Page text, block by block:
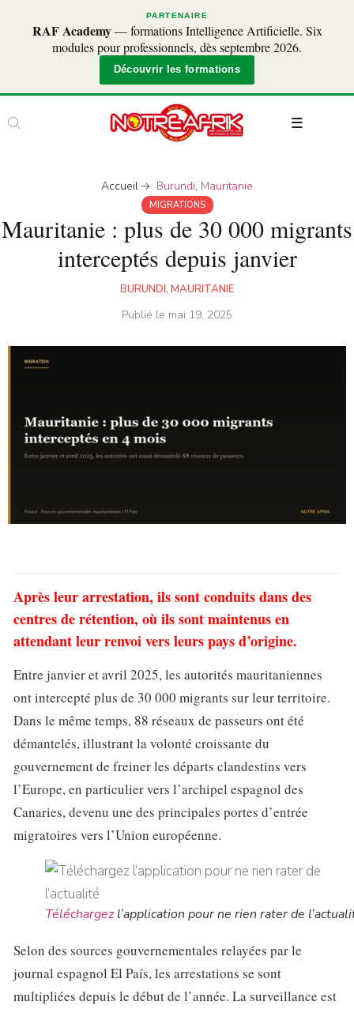
PARTENAIRE
RAF Academy— formations Intelligence Artificielle. Six
modules pour professionnels, dès septembre 2026.
Découvrir les formations
Accueil Burundi, Mauritanie
MIGRATIONS
Mauritanie : plus de 30 000 migrants
interceptés depuis janvier
BURUNDI, MAURITANIE
Publié le mai 19, 2025
Après leur arrestation, ils sont conduits dans des
centres de rétention, où ils sont maintenus en
attendant leur renvoi vers leurs pays d’origine.
Entre janvier et avril 2025, les autorités mauritaniennes
ont intercepté plus de 30 000 migrants sur leur territoire.
Dans le même temps, 88 réseaux de passeurs ont été
démantelés, illustrant la volonté croissante du
gouvernement de freiner les départs clandestins vers
l’Europe, en particulier vers l’archipel espagnol des
Canaries, devenu une des principales portes d’entrée
migratoires vers l’Union européenne.
Téléchargezl’application pour ne rien rater de
Selon des sources gouvernementales relayées par le
journal espagnol El País, les arrestations se sont
multipliées depuis le début de l’année. La surveillance est